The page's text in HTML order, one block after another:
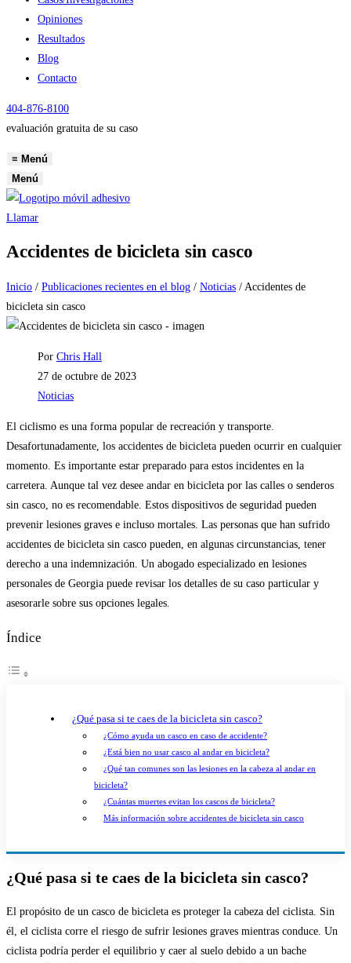
Opiniones
Resultados
Blog
Contacto
404-876-8100
evaluación gratuita de su caso
≡ Menú
Menú
Llamar
Accidentes de bicicleta sin casco
Inicio / Publicaciones recientes en el blog / Noticias / Accidentes de
bicicleta sin casco
Autor
de
la
Por Chris Hall
Publicación
de
27 de octubre de 2023
Categoría
Noticias
El ciclismo es una forma popular de recreación y transporte.
Desafortunadamente, los accidentes de bicicleta pueden ocurrir en cualquier
momento. Es importante estar preparado para estos incidentes en la
carretera. Aunque tal vez desee andar en bicicleta por las calles o senderos
sin casco, no es recomendable. Estos dispositivos de seguridad pueden
prevenir lesiones graves e incluso mortales. Las personas que han sufrido
accidentes de bicicleta sin casco pueden, en algunas circunstancias, tener
derecho a una indemnización. Un abogado especializado en lesiones
personales de Georgia puede revisar los detalles de su caso particular y
asesorarle sobre sus opciones legales.
Índice
¿Qué pasa si te caes de la bicicleta sin casco?
¿Cómo ayuda un casco en caso de accidente?
¿Está bien no usar casco al andar en bicicleta?
¿Qué tan comunes son las lesiones en la cabeza al andar en
bicicleta?
¿Cuántas muertes evitan los cascos de bicicleta?
Más información sobre accidentes de bicicleta sin casco
¿Qué pasa si te caes de la bicicleta sin casco?
El propósito de un casco de bicicleta es proteger la cabeza del ciclista. Sin
él, el ciclista corre el riesgo de sufrir lesiones graves mientras conduce. Un
ciclista podría perder el equilibrio y caer al suelo debido a un bache